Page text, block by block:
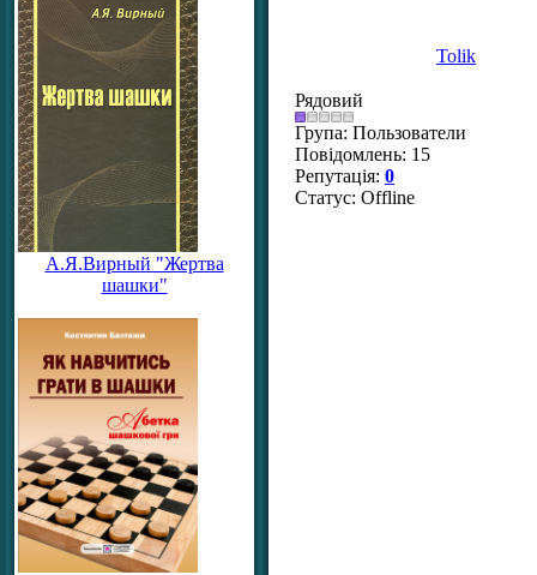
А.Я.Вирный "Жертва
шашки"
Tolik
Рядовий
Група: Пользователи
Повідомлень: 15
Репутація: 0
Статус: Offline